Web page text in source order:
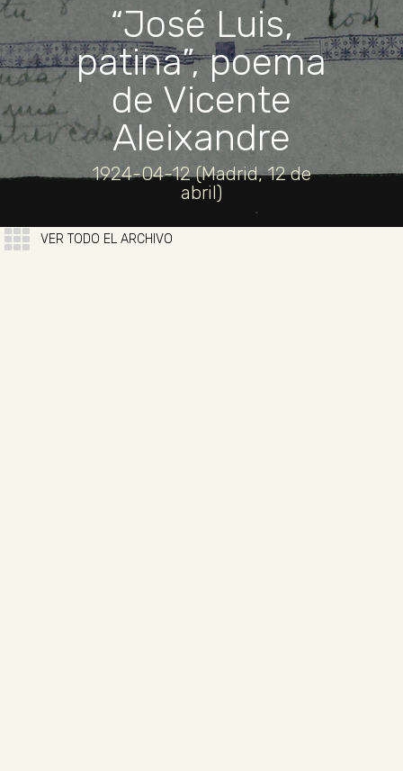
“José Luis,
patina”, poema
de Vicente
Aleixandre
1924-04-12 (Madrid, 12 de
abril)
VER TODO EL ARCHIVO